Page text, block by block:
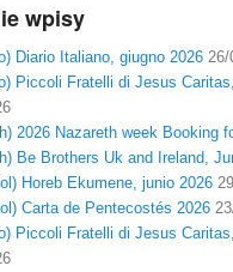
wpisy
Diario Italiano, giugno 2026 26/
Piccoli Fratelli di Jesus
2026 Nazareth week Booking
Be Brothers Uk and Ireland,
Horeb Ekumene, junio 2026
Carta de Pentecostés 2026
Piccoli Fratelli di Jesus